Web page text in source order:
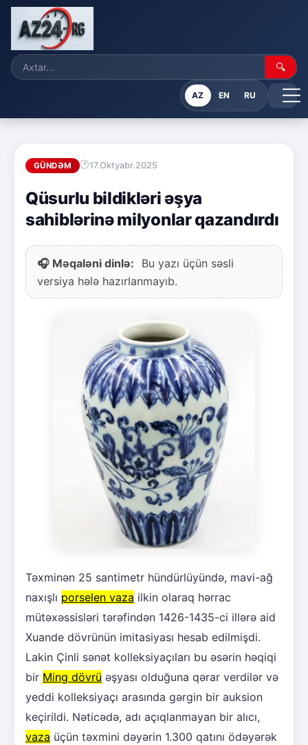
🔍
AZ EN RU
GÜNDƏM 17.Oktyabr.2025
Qüsurlu bildikləri əşya
sahiblərinə milyonlar qazandırdı
🎧 Məqaləni dinlə:
Bu yazı üçün səsli
versiya hələ hazırlanmayıb.
Təxminən 25 santimetr hündürlüyündə, mavi-ağ
naxışlı porselen vaza ilkin olaraq hərrac
mütəxəssisləri tərəfindən 1426-1435-ci illərə aid
Xuande dövrünün imitasiyası hesab edilmişdi.
Lakin Çinli sənət kolleksiyaçıları bu əsərin həqiqi
bir Ming dövrü əşyası olduğuna qərar verdilər və
yeddi kolleksiyaçı arasında gərgin bir auksion
keçirildi. Nəticədə, adı açıqlanmayan bir alıcı,
vaza üçün təxmini dəyərin 1.300 qatını ödəyərək